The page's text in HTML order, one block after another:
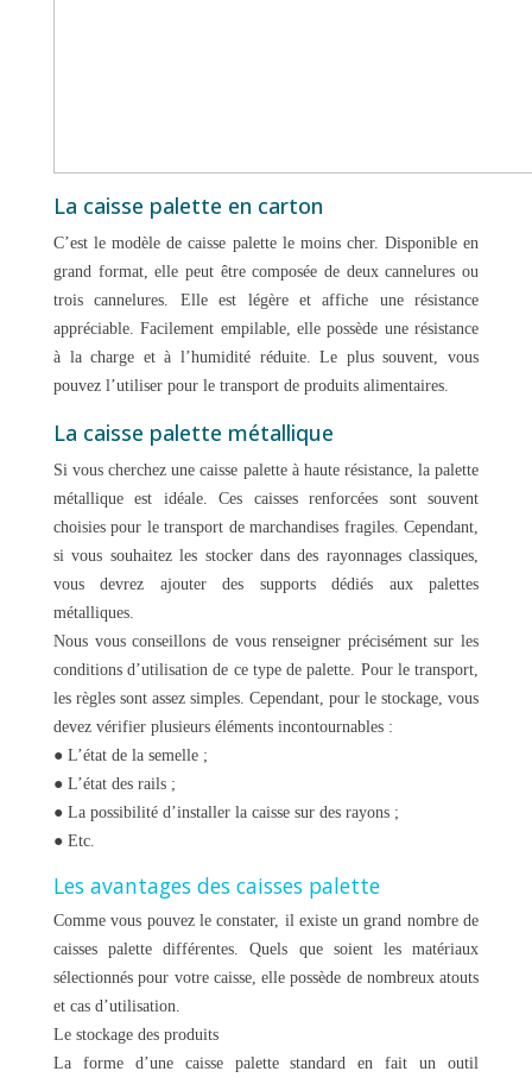
La caisse palette en carton
C’est le modèle de caisse palette le moins cher. Disponible en
grand format, elle peut être composée de deux cannelures ou
trois cannelures. Elle est légère et affiche une résistance
appréciable. Facilement empilable, elle possède une résistance
à la charge et à l’humidité réduite. Le plus souvent, vous
pouvez l’utiliser pour le transport de produits alimentaires.
La caisse palette métallique
Si vous cherchez une caisse palette à haute résistance, la palette
métallique est idéale. Ces caisses renforcées sont souvent
choisies pour le transport de marchandises fragiles. Cependant,
si vous souhaitez les stocker dans des rayonnages classiques,
vous devrez ajouter des supports dédiés aux palettes
métalliques.
Nous vous conseillons de vous renseigner précisément sur les
conditions d’utilisation de ce type de palette. Pour le transport,
les règles sont assez simples. Cependant, pour le stockage, vous
devez vérifier plusieurs éléments incontournables :
● L’état de la semelle ;
● L’état des rails ;
● La possibilité d’installer la caisse sur des rayons ;
● Etc.
Les avantages des caisses palette
Comme vous pouvez le constater, il existe un grand nombre de
caisses palette différentes. Quels que soient les matériaux
sélectionnés pour votre caisse, elle possède de nombreux atouts
et cas d’utilisation.
Le stockage des produits
La forme d’une caisse palette standard en fait un outil